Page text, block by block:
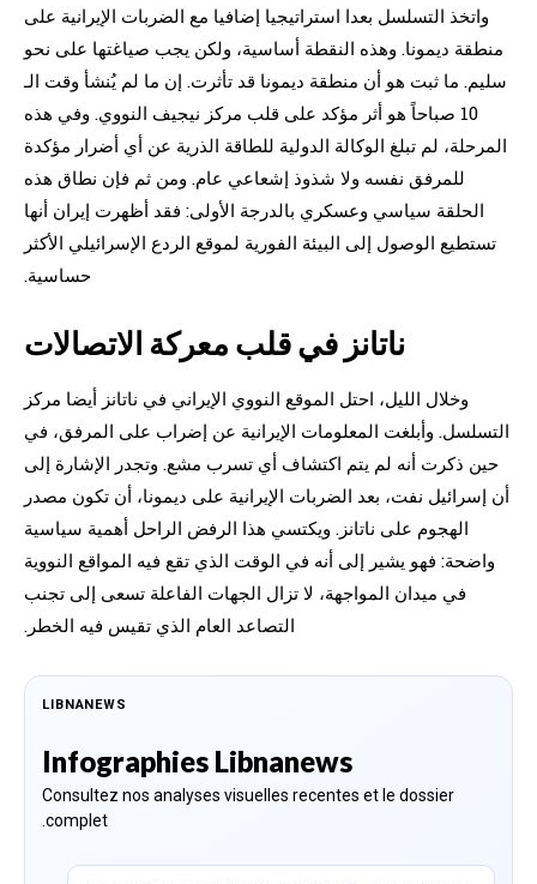
واتخذ التسلسل بعدا استراتيجيا إضافيا مع الضربات الإيرانية على
منطقة ديمونا. وهذه النقطة أساسية، ولكن يجب صياغتها على نحو
سليم. ما ثبت هو أن منطقة ديمونا قد تأثرت. إن ما لم يُنشأ وقت الـ
10 صباحاً هو أثر مؤكد على قلب مركز نيجيف النووي. وفي هذه
المرحلة، لم تبلغ الوكالة الدولية للطاقة الذرية عن أي أضرار مؤكدة
للمرفق نفسه ولا شذوذ إشعاعي عام. ومن ثم فإن نطاق هذه
الحلقة سياسي وعسكري بالدرجة الأولى: فقد أظهرت إيران أنها
تستطيع الوصول إلى البيئة الفورية لموقع الردع الإسرائيلي الأكثر
حساسية.
ناتانز في قلب معركة الاتصالات
وخلال الليل، احتل الموقع النووي الإيراني في ناتانز أيضا مركز
التسلسل. وأبلغت المعلومات الإيرانية عن إضراب على المرفق، في
حين ذكرت أنه لم يتم اكتشاف أي تسرب مشع. وتجدر الإشارة إلى
أن إسرائيل نفت، بعد الضربات الإيرانية على ديمونا، أن تكون مصدر
الهجوم على ناتانز. ويكتسي هذا الرفض الراحل أهمية سياسية
واضحة: فهو يشير إلى أنه في الوقت الذي تقع فيه المواقع النووية
في ميدان المواجهة، لا تزال الجهات الفاعلة تسعى إلى تجنب
التصاعد العام الذي تقيس فيه الخطر.
LIBNANEWS
Infographies Libnanews
Consultez nos analyses visuelles recentes et le dossier
complet.